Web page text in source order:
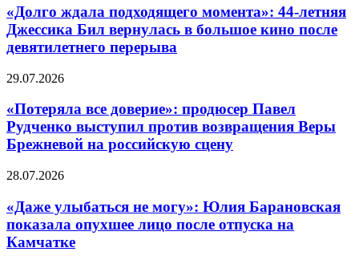
«Долго ждала подходящего момента»: 44-летняя
Джессика Бил вернулась в большое кино после
девятилетнего перерыва
29.07.2026
«Потеряла все доверие»: продюсер Павел
Рудченко выступил против возвращения Веры
Брежневой на российскую сцену
28.07.2026
«Даже улыбаться не могу»: Юлия Барановская
показала опухшее лицо после отпуска на
Камчатке